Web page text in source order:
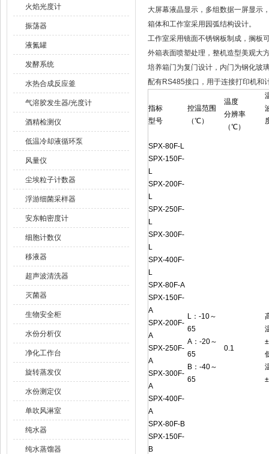
火焰光度计
振荡器
液氮罐
发酵系统
水热合成反应釜
气溶胶发生器/光度计
酒精检测仪
低温冷却液循环泵
风量仪
尘埃粒子计数器
浮游细菌采样器
安东帕密度计
细胞计数仪
移液器
超声波清洗器
灭菌器
生物安全柜
水份分析仪
净化工作台
旋转蒸发仪
水份测定仪
单吹风淋室
纯水器
纯水蒸馏器
大屏幕液晶显示，多组数据一屏显示
箱体和工作室采用园弧结构设计。
工作室采用镜面不锈钢板制成，搁板
外箱表面喷塑处理，整机造型美观大
培养箱门为复门设计，内门为钢化玻
配有RS485接口，用于连接打印机和
指标
型号
控温范围
（℃）
温度
分辨率
（℃）
SPX-80F-L
L：-10～
65
A：-20～
65
B：-40～
65
0.1
SPX-150F-
L
SPX-200F-
L
SPX-250F-
L
SPX-300F-
L
SPX-400F-
L
SPX-80F-A
SPX-150F-
A
SPX-200F-
A
SPX-250F-
A
SPX-300F-
A
SPX-400F-
A
SPX-80F-B
SPX-150F-
B